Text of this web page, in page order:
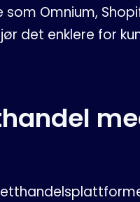
Omnium,
det enklere for